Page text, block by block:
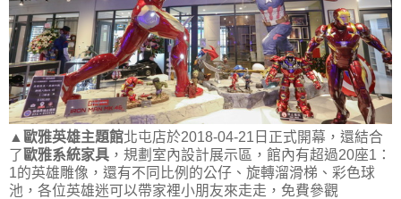
▲ 歐雅英雄主題館北屯店於2018-04-21日正式開幕，還結合
了 歐雅系統家具 ，規劃室內設計展示區，館內有超過20座1：
1的英雄雕像，還有不同比例的公仔、旋轉溜滑梯、彩色球
池，各位英雄迷可以帶家裡小朋友來走走，免費參觀